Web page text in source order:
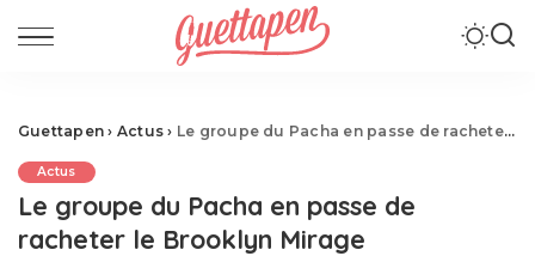
Guettapen › Actus › Le groupe du Pacha en passe de racheter le Brooklyn Mirage
Actus
Le groupe du Pacha en passe de
racheter le Brooklyn Mirage